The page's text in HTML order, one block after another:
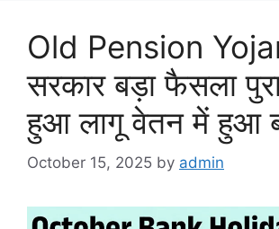
Old Pension
सरकार बड़ा फैसला
हुआ लागू वेतन में हुआ
October 15, 2025 by admin